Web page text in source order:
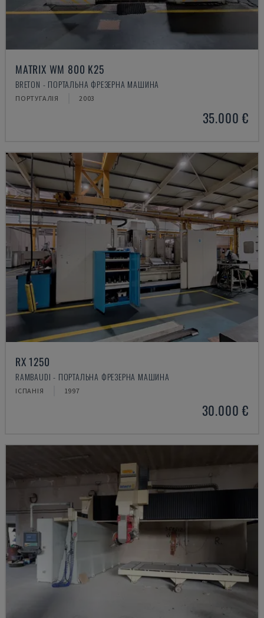
MATRIX WM 800 K25
BRETON - ПОРТАЛЬНА ФРЕЗЕРНА МАШИНА
ПОРТУГАЛІЯ 2003
35.000 €
RX 1250
RAMBAUDI - ПОРТАЛЬНА ФРЕЗЕРНА МАШИНА
ІСПАНІЯ 1997
30.000 €